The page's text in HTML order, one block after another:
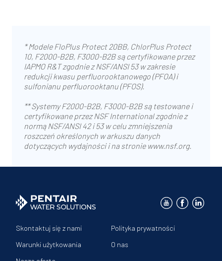
* Modele FloPlus Protect 20BB, ChlorPlus Protect
10, F2000-B2B, F3000-B2B są certyfikowane przez
IAPMO R&T zgodnie z NSF/ANSI 53 w zakresie
redukcji kwasu perfluorooktanowego (PFOA) i
sulfonianu perfluorooktanu (PFOS).
** Systemy F2000-B2B, F3000-B2B są testowane i
certyfikowane przez NSF International zgodnie z
normą NSF/ANSI 42 i 53 w celu zmniejszenia
roszczeń określonych w arkuszu danych
dotyczących wydajności i na stronie www.nsf.org.
Skontaktuj się z nami
Polityka prywatności
Warunki użytkowania
O nas